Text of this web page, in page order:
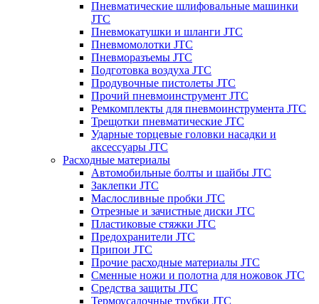
Пневматические шлифовальные машинки
JTC
Пневмокатушки и шланги JTC
Пневмомолотки JTC
Пневморазъемы JTC
Подготовка воздуха JTC
Продувочные пистолеты JTC
Прочий пневмоинструмент JTC
Ремкомплекты для пневмоинструмента JTC
Трещотки пневматические JTC
Ударные торцевые головки насадки и
аксессуары JTC
Расходные материалы
Автомобильные болты и шайбы JTC
Заклепки JTC
Маслосливные пробки JTC
Отрезные и зачистные диски JTC
Пластиковые стяжки JTC
Предохранители JTC
Припои JTC
Прочие расходные материалы JTC
Сменные ножи и полотна для ножовок JTC
Средства защиты JTC
Термоусадочные трубки JTC